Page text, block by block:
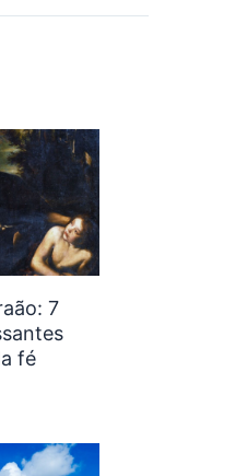
7
fé